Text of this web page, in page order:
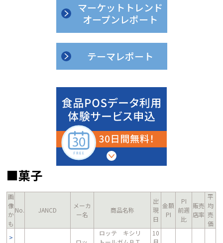
マーケットトレンド
オープンレポート
テーマレポート
■菓子
画
像
か
も
No. JANCD
メーカ
ー名
商品名称
出
現
日
金額
PI
PI
前週
比
販売
店率
平
均
売
価
ロッテ キシリ
10